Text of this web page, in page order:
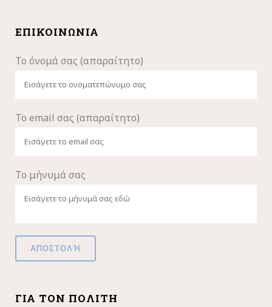
ΕΠΙΚΟΙΝΩΝΊΑ
Το όνομά σας (απαραίτητο)
Το email σας (απαραίτητο)
Το μήνυμά σας
ΓΙΑ ΤΟΝ ΠΟΛΊΤΗ